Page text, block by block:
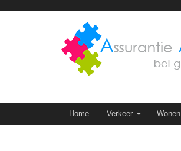
Skip to content
Home Verkeer Wonen